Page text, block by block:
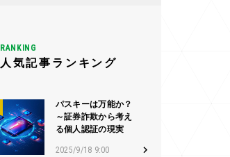
RANKING
人気記事ランキング
パスキーは万能か？
～証券詐欺から考え
る個人認証の現実
2025/9/18 9:00